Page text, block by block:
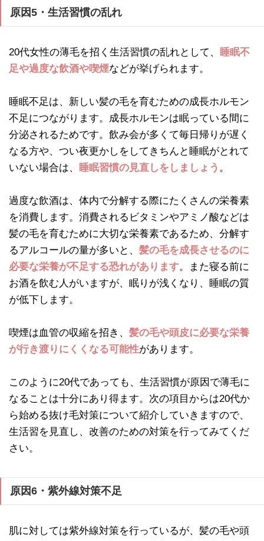
原因5・生活習慣の乱れ
20代女性の薄毛を招く生活習慣の乱れとして、
睡眠不
足や過度な飲酒や喫煙などが挙げられます。
睡眠不足は、新しい髪の毛を育むための成長ホルモン
不足につながります。成長ホルモンは眠っている間に
分泌されるためです。飲み会が多くて毎日帰りが遅く
なる方や、つい夜更かしをしてきちんと睡眠がとれて
いない場合は、
睡眠習慣の見直しをしましょう 。
過度な飲酒は、体内で分解する際にたくさんの栄養素
を消費します。消費されるビタミンやアミノ酸などは
髪の毛を育むために大切な栄養素であるため、分解す
るアルコールの量が多いと、 髪の毛を成長させるのに
必要な栄養が不足する恐れがあります。また寝る前に
お酒を飲む人がいますが、眠りが浅くなり、睡眠の質
が低下します。
喫煙は血管の収縮を招き、 髪の毛や頭皮に必要な栄養
が行き渡りにくくなる可能性があります。
このように20代であっても、生活習慣が原因で薄毛に
なることは十分にあり得ます。次の項目からは20代か
ら始める抜け毛対策について紹介していきますので、
生活習を見直し、改善のための対策を行ってみてくだ
さい。
原因6・紫外線対策不足
肌に対しては紫外線対策を行っているが、髪の毛や頭